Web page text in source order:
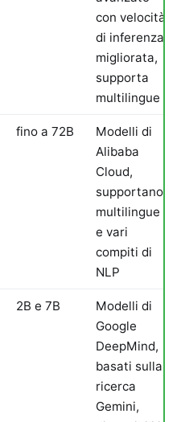
con velocità
di inferenza
migliorata,
supporta
multilingue
fino a 72B
Modelli di
Alibaba
Cloud,
supportano
multilingue
e vari
compiti di
NLP
2B e 7B
Modelli di
Google
DeepMind,
basati sulla
ricerca
Gemini,